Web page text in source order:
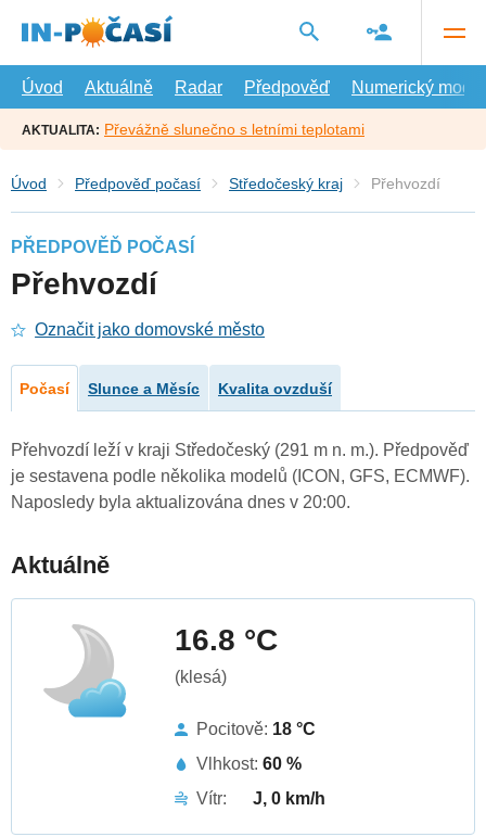
hlavní
Úvod
Aktuálně Radar Předpověď Numerický model
AKTUALITA: Převážně slunečno s letními teplotami
Úvod Předpověď počasí Středočeský kraj Přehvozdí
PŘEDPOVĚĎ POČASÍ
Přehvozdí
Označit jako domovské město
Počasí Slunce a Měsíc Kvalita ovzduší
Přehvozdí leží v kraji Středočeský (291 m n. m.). Předpověď
je sestavena podle několika modelů (ICON, GFS, ECMWF).
Naposledy byla aktualizována dnes v 20:00.
Aktuálně
16.8 °C
(klesá)
Pocitově: 18 °C
Vlhkost: 60 %
Vítr:
J, 0 km/h